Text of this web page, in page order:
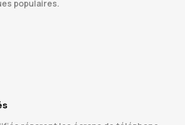
populaires.